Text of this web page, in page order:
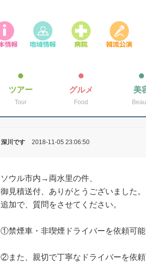
ツアー
Tour
グルメ
Food
美
深川です 2018-11-05 23:06:50
ソウル市内→両水里の件、
御見積送付、ありがとうございました。
追加で、質問をさせてください。
①禁煙車・非喫煙ドライバーを依頼可能
②また、親切で丁寧なドライバーを依頼